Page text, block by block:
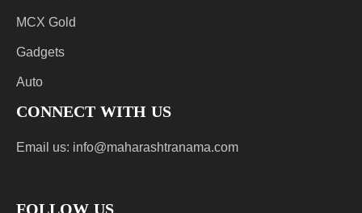
MCX Gold
Gadgets
Auto
CONNECT WITH US
Email us: info@maharashtranama.com